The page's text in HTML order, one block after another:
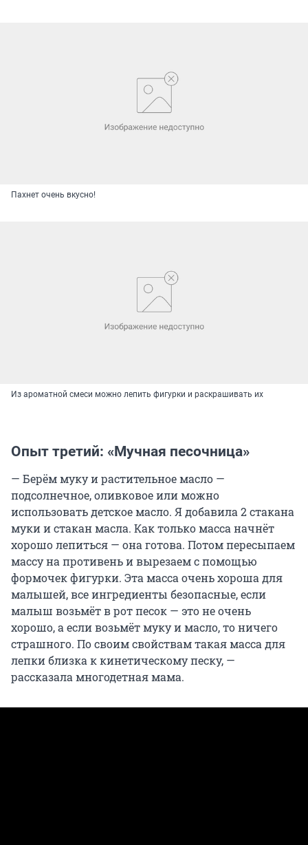
Пахнет очень вкусно!
Из ароматной смеси можно лепить фигурки и раскрашивать их
Опыт третий: «Мучная песочница»
— Берём муку и растительное масло —
подсолнечное, оливковое или можно
использовать детское масло. Я добавила 2 стакана
муки и стакан масла. Как только масса начнёт
хорошо лепиться — она готова. Потом пересыпаем
массу на противень и вырезаем с помощью
формочек фигурки. Эта масса очень хороша для
малышей, все ингредиенты безопасные, если
малыш возьмёт в рот песок — это не очень
хорошо, а если возьмёт муку и масло, то ничего
страшного. По своим свойствам такая масса для
лепки близка к кинетическому песку, —
рассказала многодетная мама.